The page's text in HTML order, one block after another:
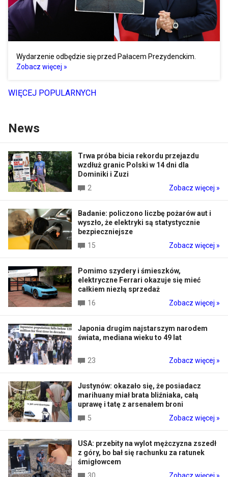
Wydarzenie odbędzie się przed Pałacem Prezydenckim.
Zobacz więcej »
WIĘCEJ POPULARNYCH
News
Trwa próba bicia rekordu przejazdu
wzdłuż granic Polski w 14 dni dla
Dominiki i Zuzi
2
Zobacz więcej »
Badanie: policzono liczbę pożarów aut i
wyszło, że elektryki są statystycznie
bezpieczniejsze
15
Zobacz więcej »
Pomimo szydery i śmieszków,
elektryczne Ferrari okazuje się mieć
całkiem niezłą sprzedaż
16
Zobacz więcej »
Japonia drugim najstarszym narodem
świata, mediana wieku to 49 lat
23 Zobacz więcej »
Justynów: okazało się, że posiadacz
marihuany miał brata bliźniaka, całą
uprawę i tatę z arsenałem broni
5
Zobacz więcej »
USA: przebity na wylot mężczyzna zszedł
z góry, bo bał się rachunku za ratunek
śmigłowcem